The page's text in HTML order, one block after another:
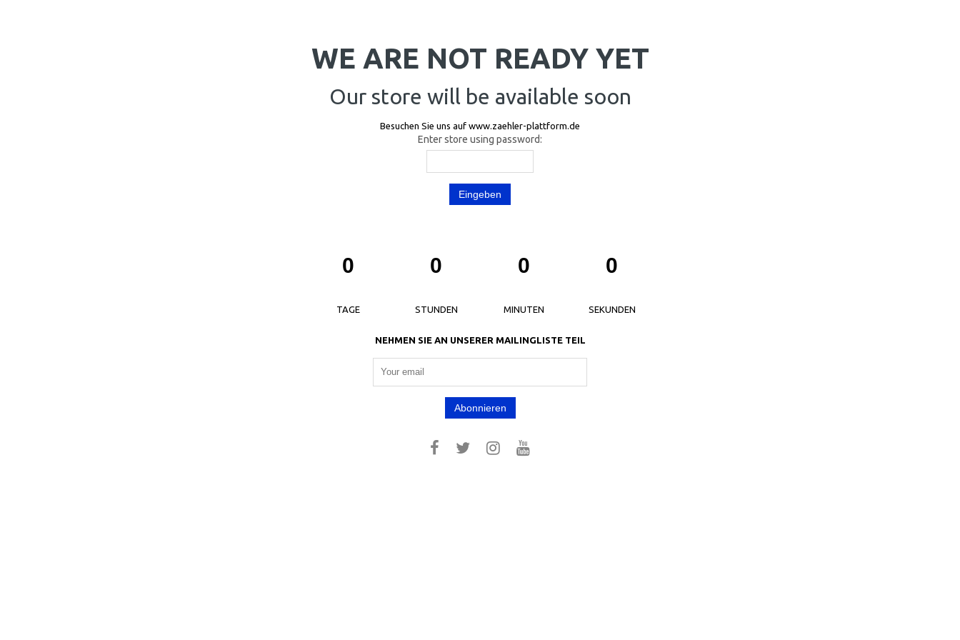
WE ARE NOT READY YET
Our store will be available soon
Besuchen Sie uns auf www.zaehler-plattform.de
Enter store using password:
Eingeben
TAGE STUNDEN MINUTEN SEKUNDEN
NEHMEN SIE AN UNSERER MAILINGLISTE TEIL
Abonnieren